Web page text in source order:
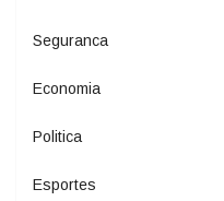
Noticias
Geral
Seguranca
Economia